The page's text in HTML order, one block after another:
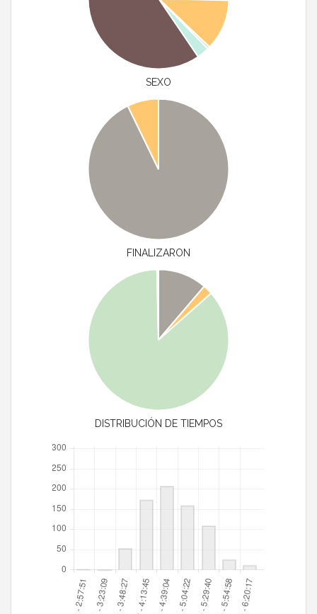
SEXO
FINALIZARON
DISTRIBUCIÓN DE TIEMPOS